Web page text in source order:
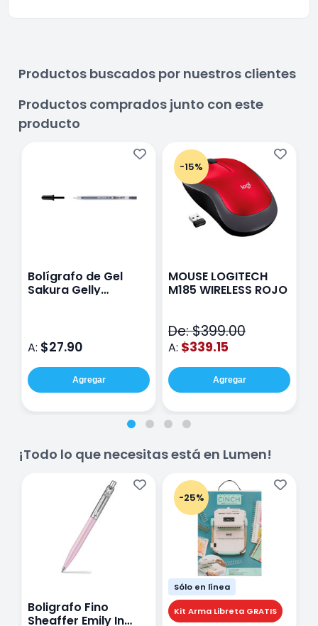
Productos buscados por nuestros clientes
Productos comprados junto con este
producto
Bolígrafo de Gel
Sakura Gelly
A: $27.90
Agregar
-15%
MOUSE LOGITECH
M185 WIRELESS ROJO
De: $399.00
A: $339.15
Agregar
¡Todo lo que necesitas está en Lumen!
Boligrafo Fino
Sheaffer Emily In
-25%
Sólo en línea
Kit Arma Libreta GRATIS